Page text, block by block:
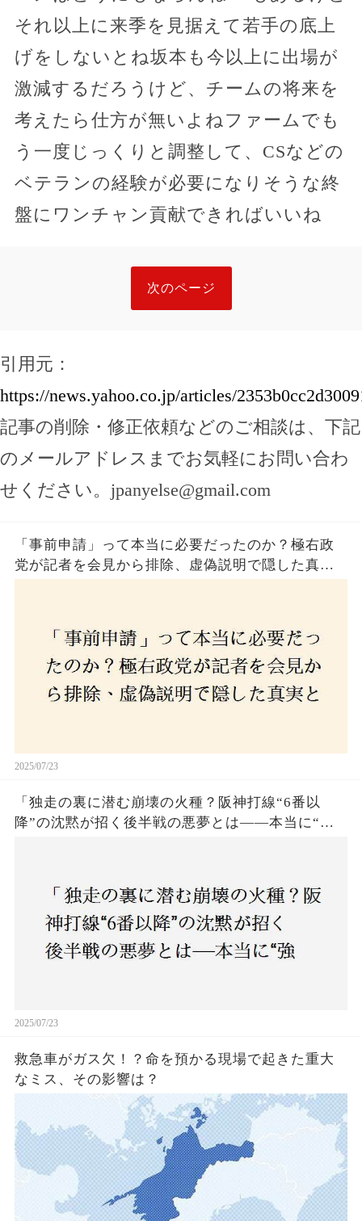
それ以上に来季を見据えて若手の底上
げをしないとね坂本も今以上に出場が
激減するだろうけど、チームの将来を
考えたら仕方が無いよねファームでも
う一度じっくりと調整して、CSなどの
ベテランの経験が必要になりそうな終
盤にワンチャン貢献できればいいね
次のページ
引用元：
https://news.yahoo.co.jp/articles/
記事の削除・修正依頼などのご相談は、下記
のメールアドレスまでお気軽にお問い合わ
せください。 jpanyelse@gmail.com
「事前申請」って本当に必要だったのか？極右政
党が記者を会見から排除、虚偽説明で隠した真実
2025/07/23
「独走の裏に潜む崩壊の火種？阪神打線“6番以
降”の沈黙が招く後半戦の悪夢とは——本当に“強
2025/07/23
救急車がガス欠！？命を預かる現場で起きた重大
なミス、その影響は？